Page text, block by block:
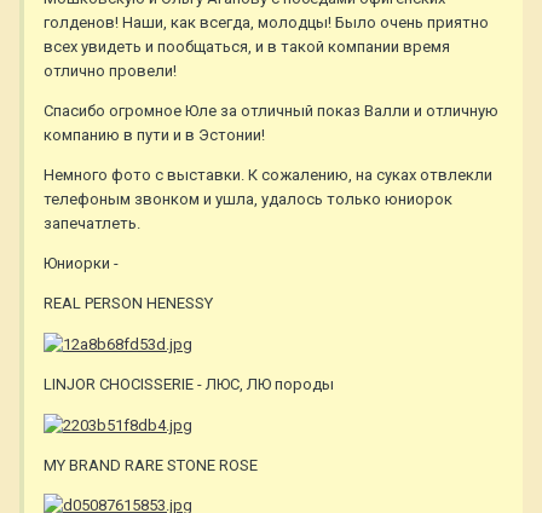
голденов! Наши, как всегда, молодцы! Было очень приятно
всех увидеть и пообщаться, и в такой компании время
отлично провели!
Спасибо огромное Юле за отличный показ Валли и отличную
компанию в пути и в Эстонии!
Немного фото с выставки. К сожалению, на суках отвлекли
телефоным звонком и ушла, удалось только юниорок
запечатлеть.
Юниорки -
REAL PERSON HENESSY
LINJOR CHOCISSERIE - ЛЮС, ЛЮ породы
MY BRAND RARE STONE ROSE